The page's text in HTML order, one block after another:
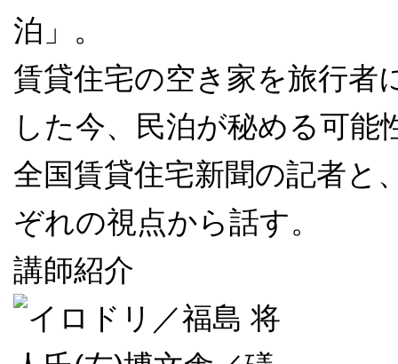
泊」。
賃貸住宅の空き家を旅行者
した今、民泊が秘める可能
全国賃貸住宅新聞の記者と
ぞれの視点から話す。
講師紹介